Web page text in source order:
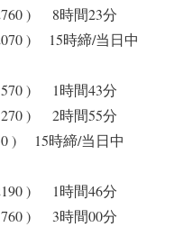
) 8時間23分
) 15時締/当日中
) 1時間43分
) 2時間55分
) 15時締/当日中
) 1時間46分
) 3時間00分